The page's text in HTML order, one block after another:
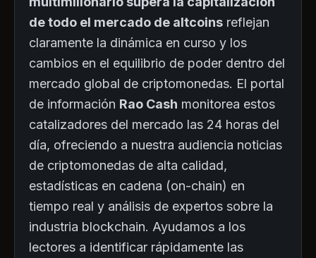
de todo el mercado de altcoins reflejan
claramente la dinámica en curso y los
cambios en el equilibrio de poder dentro del
mercado global de criptomonedas. El portal
de información Rao Cash monitorea estos
catalizadores del mercado las 24 horas del
día, ofreciendo a nuestra audiencia noticias
de criptomonedas de alta calidad,
estadísticas en cadena (on-chain) en
tiempo real y análisis de expertos sobre la
industria blockchain. Ayudamos a los
lectores a identificar rápidamente las